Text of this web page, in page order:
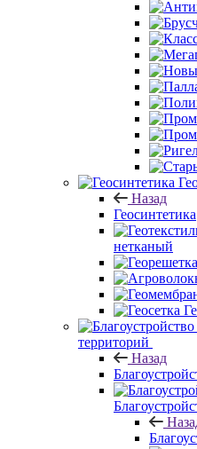
Назад
Геосинтетика
нетканый
территорий
Назад